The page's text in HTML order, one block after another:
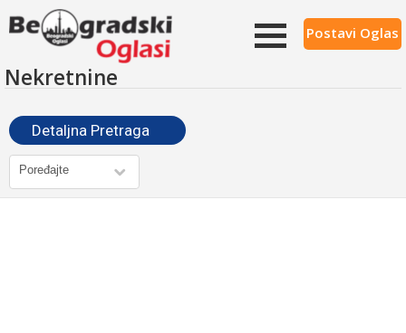
Postavi Oglas
Nekretnine
Detaljna Pretraga